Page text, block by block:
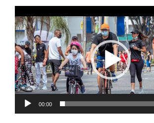
de
vídeo
00:00